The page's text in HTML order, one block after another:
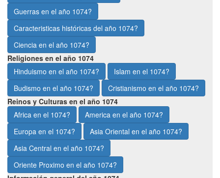
Guerras en el año 1074?
Caracteristicas históricas del año 1074?
Ciencia en el año 1074?
Religiones en el año 1074
Hinduismo en el año 1074?
Islam en el 1074?
Budismo en el año 1074?
Cristianismo en el año 1074?
Reinos y Culturas en el año 1074
Africa en el 1074?
America en el año 1074?
Europa en el 1074?
Asia Oriental en el año 1074?
Asia Central en el año 1074?
Oriente Proximo en el año 1074?